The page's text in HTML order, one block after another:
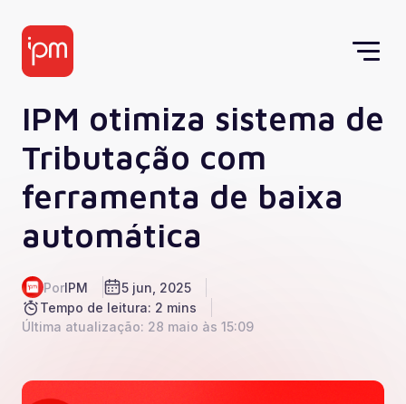
IPM otimiza sistema de
Tributação com
ferramenta de baixa
automática
PorIPM
5 jun, 2025
Tempo de leitura: 2 mins
Última atualização: 28 maio às 15:09